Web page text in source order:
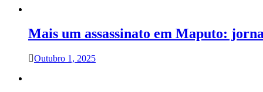
Mais um assassinato em Maputo:
Outubro 1, 2025